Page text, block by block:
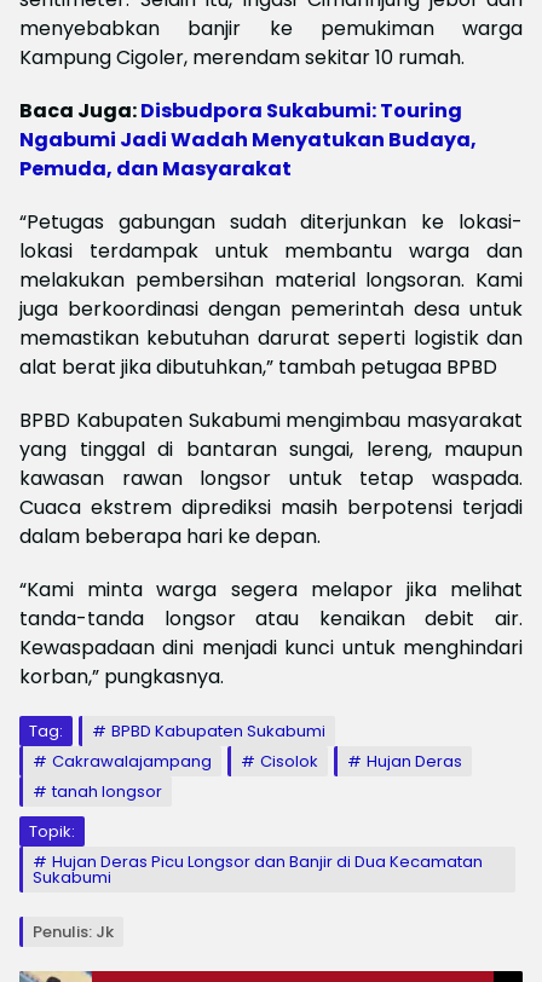
menyebabkan banjir ke pemukiman warga
Kampung Cigoler, merendam sekitar 10 rumah.
Baca Juga:Disbudpora Sukabumi: Touring
Ngabumi Jadi Wadah Menyatukan Budaya,
Pemuda, dan Masyarakat
“Petugas gabungan sudah diterjunkan ke lokasi-
lokasi terdampak untuk membantu warga dan
melakukan pembersihan material longsoran. Kami
juga berkoordinasi dengan pemerintah desa untuk
memastikan kebutuhan darurat seperti logistik dan
alat berat jika dibutuhkan,” tambah petugaa BPBD
BPBD Kabupaten Sukabumi mengimbau masyarakat
yang tinggal di bantaran sungai, lereng, maupun
kawasan rawan longsor untuk tetap waspada.
Cuaca ekstrem diprediksi masih berpotensi terjadi
dalam beberapa hari ke depan.
“Kami minta warga segera melapor jika melihat
tanda-tanda longsor atau kenaikan debit air.
Kewaspadaan dini menjadi kunci untuk menghindari
korban,” pungkasnya.
Tag:
BPBD Kabupaten Sukabumi
Cakrawalajampang
Cisolok
Hujan Deras
tanah longsor
Topik:
Hujan Deras Picu Longsor dan Banjir di Dua Kecamatan
Sukabumi
Penulis: Jk